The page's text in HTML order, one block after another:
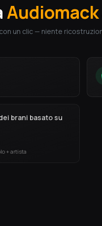
Audiomack
un clic — niente
brani basato su
+ artista